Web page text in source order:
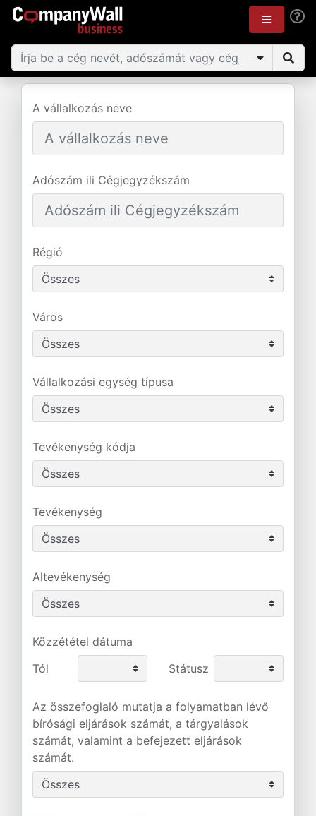
A vállalkozás neve
Adószám ili Cégjegyzékszám
Régió
Város
Vállalkozási egység típusa
Tevékenység kódja
Tevékenység
Altevékenység
Közzététel dátuma
Tól
Státusz
Az összefoglaló mutatja a folyamatban lévő
bírósági eljárások számát, a tárgyalások
számát, valamint a befejezett eljárások
számát.